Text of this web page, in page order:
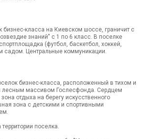
класса на Киевском шоссе, граничит с
знаний" с 1 по 6 класс. В поселке
(футбол, баскетбол, хоккей,
садом. Центральные коммуникации.
бизнес-класса, расположенный в тихом и
массивом Гослесфонда. Сердцем
отдыха на берегу искусственного
зона с детскими и спортивными
поселка.